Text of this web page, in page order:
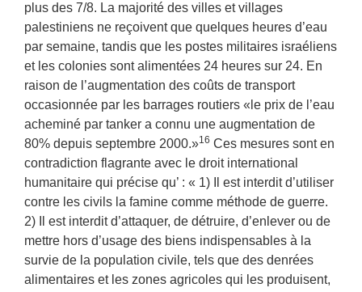
plus des 7/8. La majorité des villes et villages
palestiniens ne reçoivent que quelques heures d’eau
par semaine, tandis que les postes militaires israéliens
et les colonies sont alimentées 24 heures sur 24. En
raison de l’augmentation des coûts de transport
occasionnée par les barrages routiers «le prix de l’eau
acheminé par tanker a connu une augmentation de
80% depuis septembre 2000.»16 Ces mesures sont en
contradiction flagrante avec le droit international
humanitaire qui précise qu’ : « 1) Il est interdit d’utiliser
contre les civils la famine comme méthode de guerre.
2) Il est interdit d’attaquer, de détruire, d’enlever ou de
mettre hors d’usage des biens indispensables à la
survie de la population civile, tels que des denrées
alimentaires et les zones agricoles qui les produisent,